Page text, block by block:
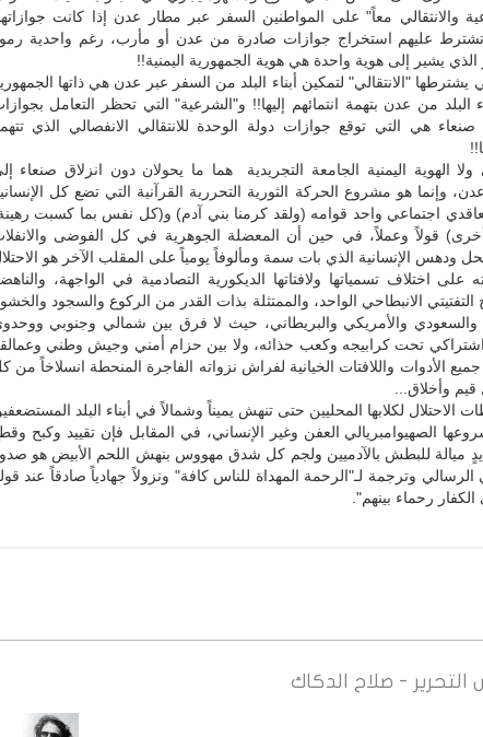
والانتقالي معاً" على المواطنين السفر عبر مطار عدن إذا كانت
عليهم استخراج جوازات صادرة من عدن أو مأرب، رغم واحدية
يشير إلى هوية واحدة هي هوية الجمهورية اليمنية!!
يشترطها "الانتقالي" لتمكين أبناء البلد من السفر عبر عدن هي ذاتها
البلد من عدن بتهمة انتمائهم إليها!! و"الشرعية" التي تحظر التعامل
هي التي توقع جوازات دولة الوحدة للانتقالي الانفصالي الذي
ولا الهوية اليمنية الجامعة التجريدية هما ما يحولان دون انزلاق صنعاء
وإنما هو مشروع الحركة الثورية التحررية القرآنية التي تضع كل
اجتماعي واحد قوامه (ولقد كرمنا بني آدم) و(كل نفس بما كسبت
قولاً وعملاً، في حين أن المعضلة الجوهرية في كل الفوضى
ودهس الإنسانية الذي بات سمة ومألوفاً يومياً على المقلب الآخر هو
اختلاف تسمياتها ولافتاتها الديكورية التصادمية في الواجهة،
التفتيتي الانبطاحي الواحد، والممتثلة بذات القدر من الركوع والسجود
والسعودي والأمريكي والبريطاني، حيث لا فرق بين شمالي وجنوبي
تحت كرابيجه وكعب حذائه، ولا بين حزام أمني وجيش وطني
الأدوات واللافتات الخيانية لفراش نزواته الفاجرة المنحطة انسلاخاً من
وأخلاق...
الاحتلال لكلابها المحليين حتى تنهش يميناً وشمالاً في أبناء البلد
الصهيوامبريالي العفن وغير الإنساني، في المقابل فإن تقييد وكبح
يدٍ ميالة للبطش بالآدميين ولجم كل شدق مهووس بنهش اللحم الأبيض هو
وترجمة لـ"الرحمة المهداة للناس كافة" ونزولاً جهادياً صادقاً عند
رحماء بينهم".
التحرير - صلاح الدكاك